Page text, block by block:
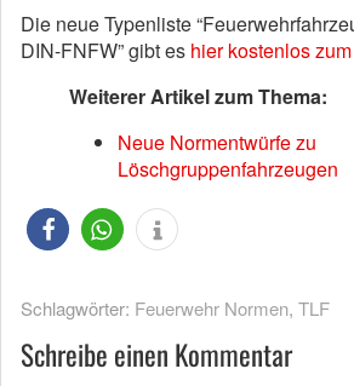
Die neue Typenliste
DIN-FNFW” gibt es hier kostenlos
Weiterer Artikel zum Thema:
Neue Normentwürfe zu
Löschgruppenfahrzeugen
Schlagwörter: Feuerwehr Normen, TLF
Schreibe einen Kommentar